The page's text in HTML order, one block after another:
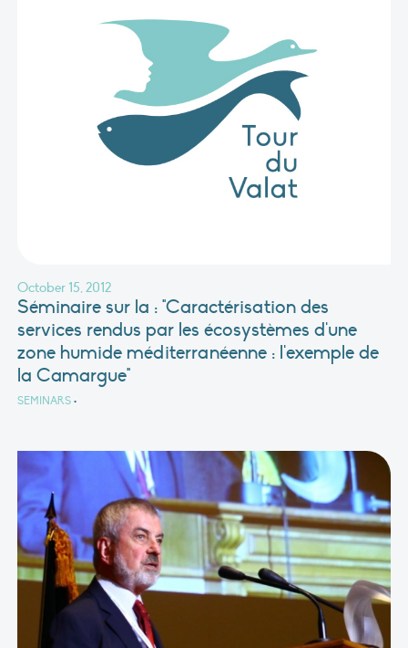
October 15, 2012
Séminaire sur la : "Caractérisation des
services rendus par les écosystèmes d'une
zone humide méditerranéenne : l'exemple de
la Camargue"
SEMINARS •